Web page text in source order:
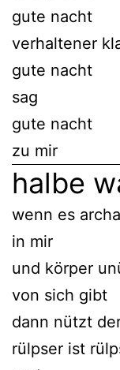
gute nacht
verhaltener
gute nacht
sag
gute nacht
zu mir
halbe
wenn es
in mir
und körper
von sich gibt
dann nützt
rülpser ist